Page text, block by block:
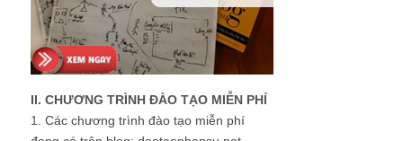
II. CHƯƠNG TRÌNH ĐÀO TẠO MIỄN PHÍ
1. Các chương trình đào tạo miễn phí